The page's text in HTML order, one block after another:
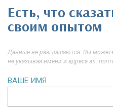
Есть, что
своим опытом
Данные не разглашаются. Вы
не указывая имени и адреса эл.
ВАШЕ ИМЯ